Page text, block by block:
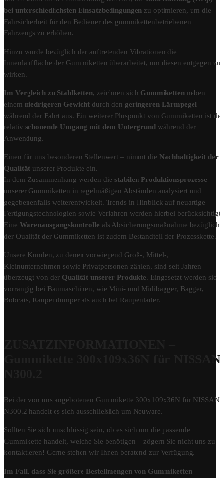
bei unterschiedlichsten Einsatzbedingungen zu optimieren, um die
Fahrsicherheit für den Bediener des gummikettenbetriebenen
Fahrzeugs zu erhöhen.
Hinzu wurde bezüglich der auftretenden Vibrationen die
Innenlauffläche der Gummiketten überarbeitet, um diesen entgegen zu
wirken.
Im Vergleich zu Stahlketten, zeichnen sich Gummiketten neben
einem niedrigeren Gewicht durch den geringeren Lärmpegel
während der Fahrt aus. Ein weiterer Pluspunkt von Gummiketten ist
relativ schonende Umgang mit dem Untergrund während der
Anwendung.
Einen für uns besonderen Stellenwert – nimmt die Nachhaltigkeit der
Qualität unserer Produkte ein.
In dem Zusammenhang werden die stabilen Produktionsprozesse
unserer Gummiketten in regelmäßigen Abständen analysiert und
gegebenenfalls weiterentwickelt. Trends in Hinblick auf neuartige
Fertigungstechnologien sowie Verfahren werden hierbei
Eine Warenausgangskontrolle als Absicherungsmaßnahme bezüglich
der Qualität der Gummiketten ist zudem Bestandteil der Prozesskette.
Unsere Kunden, zu denen vorwiegend Groß-, Mittel-,
Kleinunternehmen sowie Privatpersonen zählen, sind seit Jahren
überzeugt von der Qualität unserer Produkte. Eingesetzt werden sie
vorrangig bei Baumaschinen, wie Mini- und Midibagger, Bagger,
Bobcats, Raupendumper als auch bei Raupenlader.
Gummikette 300x109x36N für NISSAN
Bei der von uns angebotenen Gummikette 300x109x36N für NISSAN
N300.2 handelt es sich ausschließlich um Neuware.
Sollten Sie sich unschlüssig sein, ob es sich um die passende
Gummikette handelt, welche Sie benötigen – zögern Sie nicht uns zu
kontaktieren! Gerne stehen wir Ihnen beratend zur Verfügung.
Im Fall, dass Sie größere Bestellmengen von Gummiketten